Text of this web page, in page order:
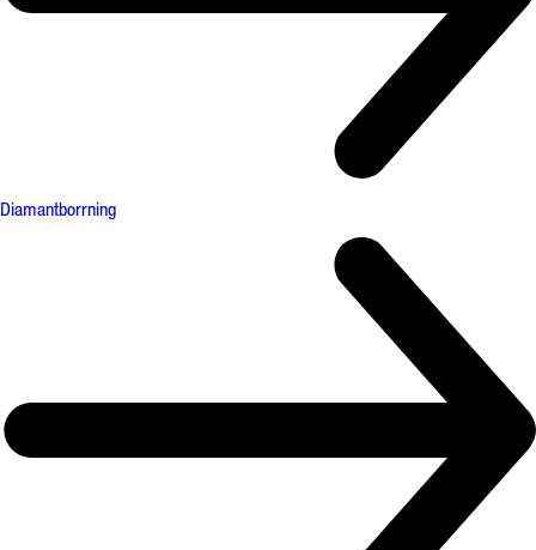
Diamantborrning